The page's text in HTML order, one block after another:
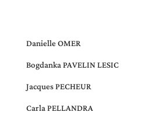
Danielle OMER
Bogdanka PAVELIN LESIC
Jacques PECHEUR
Carla PELLANDRA